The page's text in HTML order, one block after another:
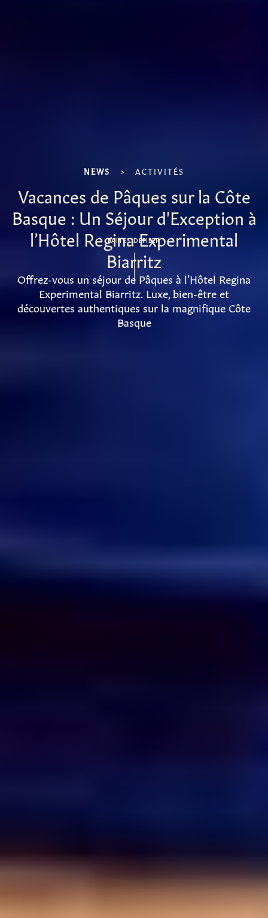
Vacances de Pâques sur la Côte
Basque : Un Séjour d'Exception à
l’Hôtel Regina Experimental
Biarritz
Offrez-vous un séjour de Pâques à l’Hôtel Regina
Experimental Biarritz. Luxe, bien-être et
découvertes authentiques sur la magnifique Côte
Basque
NEWS > ACTIVITÉS
FAITES DÉFILER